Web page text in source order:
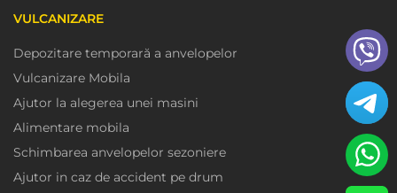
VULCANIZARE
Depozitare temporară a anvelopelor
Vulcanizare Mobila
Ajutor la alegerea unei masini
Alimentare mobila
Schimbarea anvelopelor sezoniere
Ajutor in caz de accident pe drum